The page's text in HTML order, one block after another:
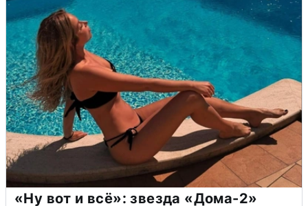
«Ну вот и всё»: звезда «Дома-2»